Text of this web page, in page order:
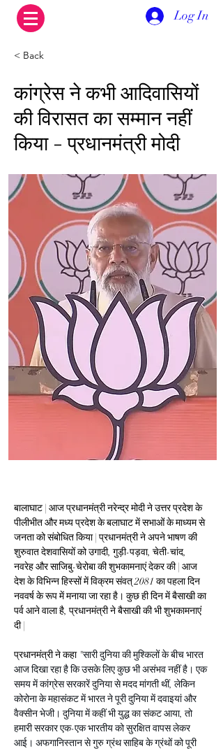
Log In
< Back
कांग्रेस ने कभी आदिवासियों
की विरासत का सम्मान नहीं
किया - प्रधानमंत्री मोदी
बालाघाट | आज प्रधानमंत्री नरेन्द्र मोदी ने उत्तर प्रदेश के
पीलीभीत और मध्य प्रदेश के बलाघाट में सभाओं के माध्यम से
जनता को संबोधित किया | प्रधानमंत्री ने अपने भाषण की
शुरुवात देशवासियों को उगादी, गुड़ी-पड़वा, चेती-चांद,
नवरेह और साजिबु-चेरोबा की शुभकामनाएं देकर की | आज
देश के विभिन्न हिस्सों में विक्रम संवत् 2081 का पहला दिन
नववर्ष के रूप में मनाया जा रहा है। कुछ ही दिन में बैसाखी का
पर्व आने वाला है, प्रधानमंत्री ने बैसाखी की भी शुभकामनाएं
दी |
प्रधानमंत्री ने कहा "सारी दुनिया की मुश्किलों के बीच भारत
आज दिखा रहा है कि उसके लिए कुछ भी असंभव नहीं है। एक
समय में कांग्रेस सरकारें दुनिया से मदद मांगती थीं, लेकिन
कोरोना के महासंकट में भारत ने पूरी दुनिया में दवाइयां और
वैक्सीन भेजी। दुनिया में कहीं भी युद्ध का संकट आया, तो
हमारी सरकार एक-एक भारतीय को सुरक्षित वापस लेकर
आई। अफगानिस्तान से गुरु ग्रंथ साहिब के ग्रंथों को पूरी